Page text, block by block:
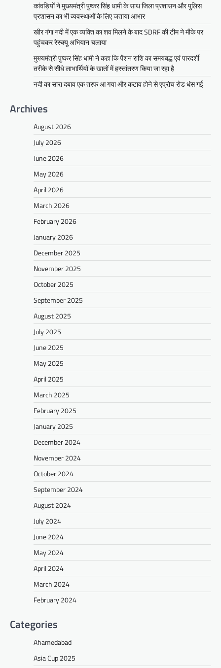
कांवड़ियों ने मुख्यमंत्री पुष्कर सिंह धामी के साथ जिला प्रशासन और पुलिस
प्रशासन का भी व्यवस्थाओं के लिए जताया आभार
खीर गंगा नदी में एक व्यक्ति का शव मिलने के बाद SDRF की टीम ने मौके पर
पहुंचकर रेस्क्यू अभियान चलाया
मुख्यमंत्री पुष्कर सिंह धामी ने कहा कि पेंशन राशि का समयबद्ध एवं पारदर्शी
तरीके से सीधे लाभार्थियों के खातों में हस्तांतरण किया जा रहा है
नदी का सारा दबाव एक तरफ आ गया और कटाव होने से एप्रोच रोड धंस गई
Archives
August 2026
July 2026
June 2026
May 2026
April 2026
March 2026
February 2026
January 2026
December 2025
November 2025
October 2025
September 2025
August 2025
July 2025
June 2025
May 2025
April 2025
March 2025
February 2025
January 2025
December 2024
November 2024
October 2024
September 2024
August 2024
July 2024
June 2024
May 2024
April 2024
March 2024
February 2024
Categories
Ahamedabad
Asia Cup 2025